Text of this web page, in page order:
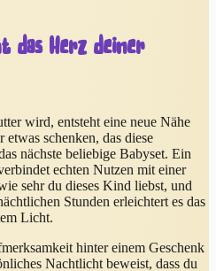
das Herz deiner
wird, entsteht eine neue Nähe
schenken, das diese
nächste beliebige Babyset. Ein
echten Nutzen mit einer
sehr du dieses Kind liebst, und
Stunden erleichtert es das
Licht.
hinter einem Geschenk
Nachtlicht beweist, dass du